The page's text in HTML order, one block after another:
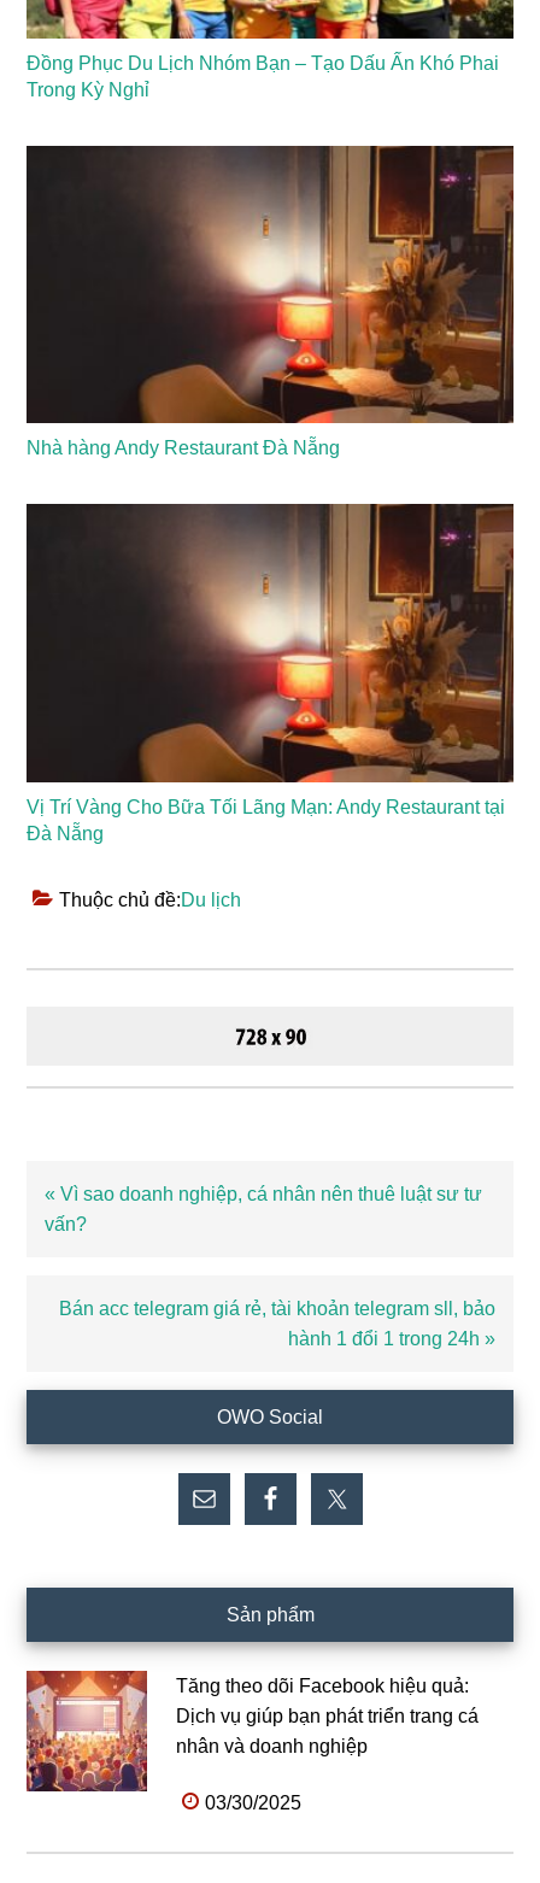
Đồng Phục Du Lịch Nhóm Bạn – Tạo Dấu Ấn Khó Phai
Trong Kỳ Nghỉ
Nhà hàng Andy Restaurant Đà Nẵng
Vị Trí Vàng Cho Bữa Tối Lãng Mạn: Andy Restaurant tại
Đà Nẵng
Thuộc chủ đề:Du lịch
Bài
viết
« Vì sao doanh nghiệp, cá nhân nên thuê luật sư tư
vấn?
Bài
Bán acc telegram giá rẻ, tài khoản telegram sll, bảo
hành 1 đổi 1 trong 24h »
chính
OWO Social
Sản phẩm
Tăng theo dõi Facebook hiệu quả:
Dịch vụ giúp bạn phát triển trang cá
nhân và doanh nghiệp
03/30/2025